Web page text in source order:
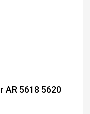
AR 5618 5620